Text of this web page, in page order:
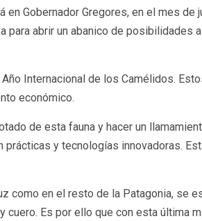
Gobernador Gregores, en el mes
para abrir un abanico de
Internacional de los Camélidos.
económico.
de esta fauna y hacer un
y tecnologías innovadoras.
como en el resto de la Patagonia,
cuero. Es por ello que con esta última